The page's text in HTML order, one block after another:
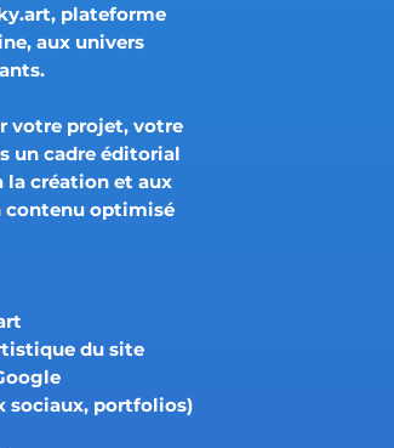
, plateforme
aux univers
.
votre projet, votre
un cadre éditorial
la création et aux
contenu optimisé
du site
sociaux, portfolios)